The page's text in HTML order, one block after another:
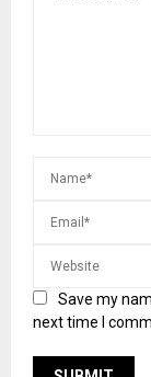
Save my
next time I